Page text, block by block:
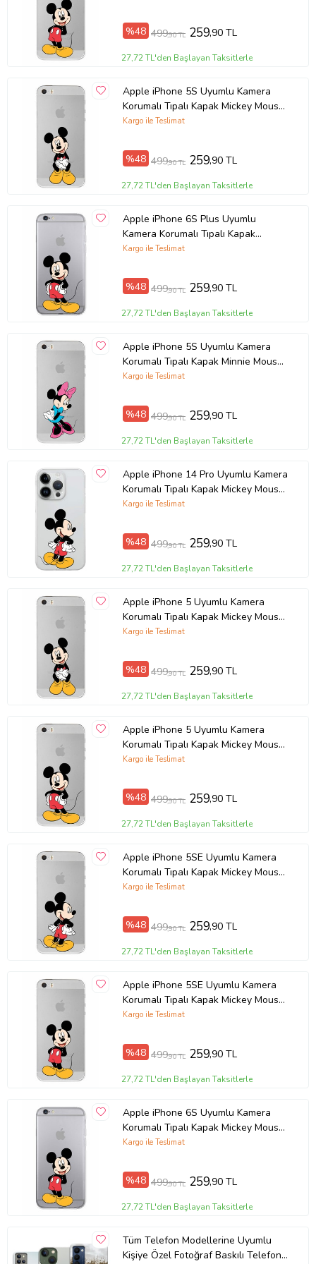
Örnek: Samsung Galaxy A8, Samsung Galaxy A8 2018, Samsung
Galaxy A8 Plus 2018, Xiaomi Mi 12T , Xiaomi Mi 12T Pro, Redmi 7A
Ürün Kodu:kcm48075145
%48 499,90 TL 259,90 TL
27,72 TL'den Başlayan Taksitlerle
Apple iPhone 5S Uyumlu Kamera
Korumalı Tıpalı Kapak Mickey Mouse
TasarımlıŞeffaf Kılıf
Kargo ile Teslimat
%48 499,90 TL 259,90 TL
27,72 TL'den Başlayan Taksitlerle
Apple iPhone 6S Plus Uyumlu
Kamera Korumalı Tıpalı Kapak
Mickey Mouse TasarımlıŞeffaf Kılıf
Kargo ile Teslimat
%48 499,90 TL 259,90 TL
27,72 TL'den Başlayan Taksitlerle
Apple iPhone 5S Uyumlu Kamera
Korumalı Tıpalı Kapak Minnie Mouse
TasarımlıŞeffaf Kılıf
Kargo ile Teslimat
%48 499,90 TL 259,90 TL
27,72 TL'den Başlayan Taksitlerle
Apple iPhone 14 Pro Uyumlu Kamera
Korumalı Tıpalı Kapak Mickey Mouse
Tasarımlı ŞeffafKılıf
Kargo ile Teslimat
%48 499,90 TL 259,90 TL
27,72 TL'den Başlayan Taksitlerle
Apple iPhone 5 Uyumlu Kamera
Korumalı Tıpalı Kapak Mickey Mouse
TasarımlıŞeffaf Kılıf
Kargo ile Teslimat
%48 499,90 TL 259,90 TL
27,72 TL'den Başlayan Taksitlerle
Apple iPhone 5 Uyumlu Kamera
Korumalı Tıpalı Kapak Mickey Mouse
TasarımlıŞeffaf Kılıf
Kargo ile Teslimat
%48 499,90 TL 259,90 TL
27,72 TL'den Başlayan Taksitlerle
Apple iPhone 5SE Uyumlu Kamera
Korumalı Tıpalı Kapak Mickey Mouse
TasarımlıŞeffaf Kılıf
Kargo ile Teslimat
%48 499,90 TL 259,90 TL
27,72 TL'den Başlayan Taksitlerle
Apple iPhone 5SE Uyumlu Kamera
Korumalı Tıpalı Kapak Mickey Mouse
TasarımlıŞeffaf Kılıf
Kargo ile Teslimat
%48 499,90 TL 259,90 TL
27,72 TL'den Başlayan Taksitlerle
Apple iPhone 6S Uyumlu Kamera
Korumalı Tıpalı Kapak Mickey Mouse
TasarımlıŞeffaf Kılıf
Kargo ile Teslimat
%48 499,90 TL 259,90 TL
27,72 TL'den Başlayan Taksitlerle
Tüm Telefon Modellerine Uyumlu
Kişiye Özel Fotoğraf Baskılı Telefon